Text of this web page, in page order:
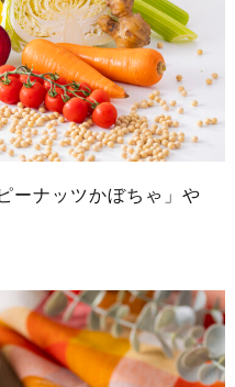
ーナッツかぼちゃ」や